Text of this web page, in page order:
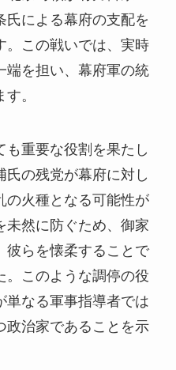
氏による幕府の支配を
。この戦いでは、実時
端を担い、幕府軍の統
。
重要な役割を果たし
氏の残党が幕府に対し
の火種となる可能性が
未然に防ぐため、御家
彼らを懐柔することで
。このような調停の役
単なる軍事指導者では
政治家であることを示